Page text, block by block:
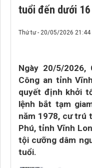
tuổi đến dưới
Thứ tư - 20/05/2026 21:44
Ngày 20/5/
Công an tỉnh
quyết định khởi
lệnh bắt tạm
năm 1978, cư trú
Phú, tỉnh Vĩnh
tội cưỡng dâm
tuổi.